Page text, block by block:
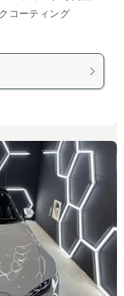
コーティング